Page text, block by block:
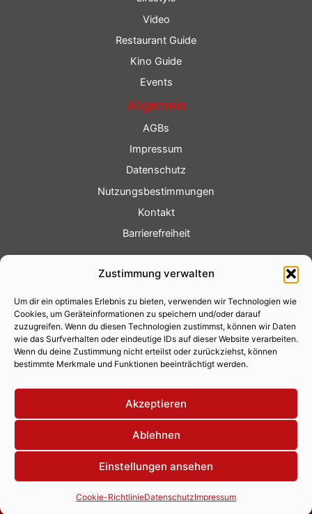
Zustimmung verwalten
Um dir ein optimales Erlebnis zu bieten, verwenden wir Technologien wie
Cookies, um Geräteinformationen zu speichern und/oder darauf
zuzugreifen. Wenn du diesen Technologien zustimmst, können wir Daten
wie das Surfverhalten oder eindeutige IDs auf dieser Website verarbeiten.
Wenn du deine Zustimmung nicht erteilst oder zurückziehst, können
bestimmte Merkmale und Funktionen beeinträchtigt werden.
Akzeptieren
Ablehnen
Einstellungen ansehen
Cookie-RichtlinieDatenschutzImpressum
Video
Restaurant Guide
Kino Guide
Events
Allgemein
AGBs
Impressum
Datenschutz
Nutzungsbestimmungen
Kontakt
Barrierefreiheit
Fotoservice
Videoservice
Werbung
Contenterstellung
Lokalnachrichten
Lokalfernsehen
Eventkalender